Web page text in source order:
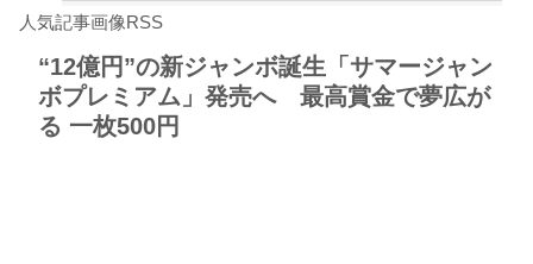
Powered by livedoor 相互RSS
白石「あ、あきら様……？」あきら「……白石」
【動画】野菜売りのおじさんにドローンを特攻させるおそロシア。
8/4のニュース
人気記事画像RSS
“12億円”の新ジャンボ誕生「サマージャン
ボプレミアム」発売へ 最高賞金で夢広が
る 一枚500円